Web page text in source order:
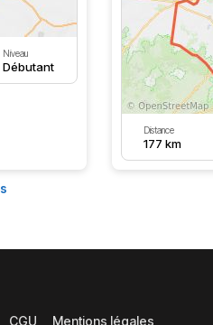
Niveau
Débutant
Distance
177 km
CGU Mentions légales